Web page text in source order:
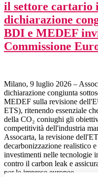
il settore cartario
dichiarazione
BDI e MEDEF
Commissione
Milano, 9 luglio 2026 –
dichiarazione congiunta
MEDEF sulla revisione
ETS), ritenendo essenziale
della CO₂ coniughi gli
competitività dell'industria
Assocarta, la revisione
decarbonizzazione realistico
investimenti nelle tecnologie
contro il carbon leak e
per le imprese europee.